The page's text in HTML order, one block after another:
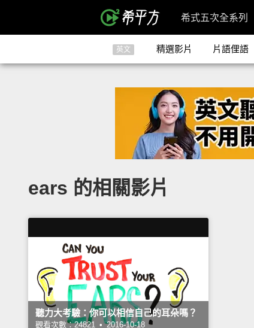
希式五次全系列
英文 精選影片 片語俚語
ears 的相關影片
聽力大考驗：你可以相信自己的耳朵嗎？
觀看次數：24821 • 2016-10-18